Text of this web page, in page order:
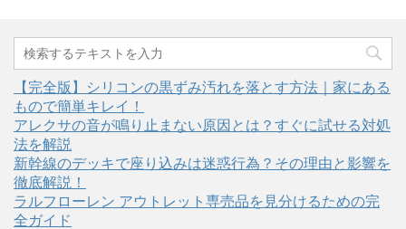
【完全版】シリコンの黒ずみ汚れを落とす方法｜家にある
もので簡単キレイ！
アレクサの音が鳴り止まない原因とは？すぐに試せる対処
法を解説
新幹線のデッキで座り込みは迷惑行為？その理由と影響を
徹底解説！
ラルフローレン アウトレット専売品を見分けるための完
全ガイド